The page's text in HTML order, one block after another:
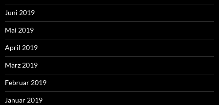
Juni 2019
Mai 2019
April 2019
März 2019
Februar 2019
Januar 2019